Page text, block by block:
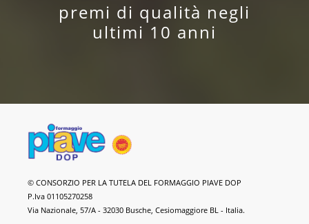
premi di qualità negli
ultimi 10 anni
Formaggio
Piave
DOP
© CONSORZIO PER LA TUTELA DEL FORMAGGIO PIAVE DOP
P.Iva 01105270258
Via Nazionale, 57/A - 32030 Busche, Cesiomaggiore BL - Italia.